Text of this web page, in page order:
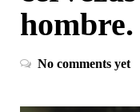
hombre.
No comments yet